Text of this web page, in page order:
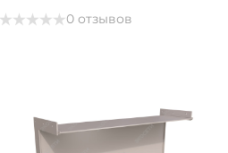
0 отзывов